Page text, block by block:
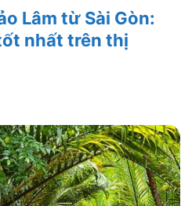
Lâm từ Sài Gòn:
nhất trên thị